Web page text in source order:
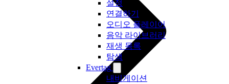
설정
연결하기
오디오 플레이어
음악 라이브러리
재생 목록
탐색
Evertag
내비게이션